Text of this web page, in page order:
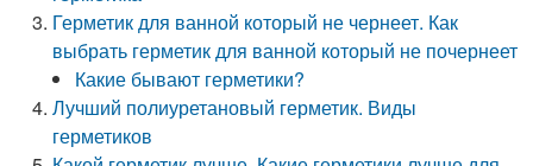
Герметик для ванной который не чернеет. Как
выбрать герметик для ванной который не почернеет
Какие бывают герметики?
Лучший полиуретановый герметик. Виды
герметиков